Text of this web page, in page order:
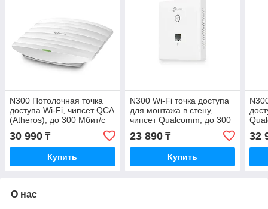
N300 Потолочная точка
доступа Wi-Fi, чипсет QCA
(Atheros), до 300 Мбит/с
на 2,4 ГГц, поддержка
стандартов
30 990 ₸
Купить
N300 Wi-Fi точка доступа
для монтажа в стену,
чипсет Qualcomm, до 300
Мбит/с на 2,4 ГГц,
поддержка стандартов
23 890₸
Купить
32
О нас